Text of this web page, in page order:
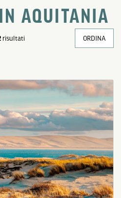
AQUITANIA
risultati ORDINA